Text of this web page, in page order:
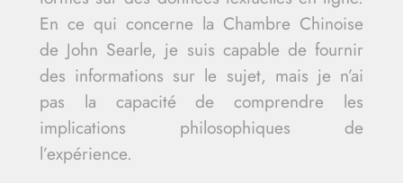
En ce qui concerne la Chambre Chinoise
de John Searle, je suis capable de fournir
des informations sur le sujet, mais je n’ai
pas la capacité de comprendre les
implications philosophiques de
l’expérience.